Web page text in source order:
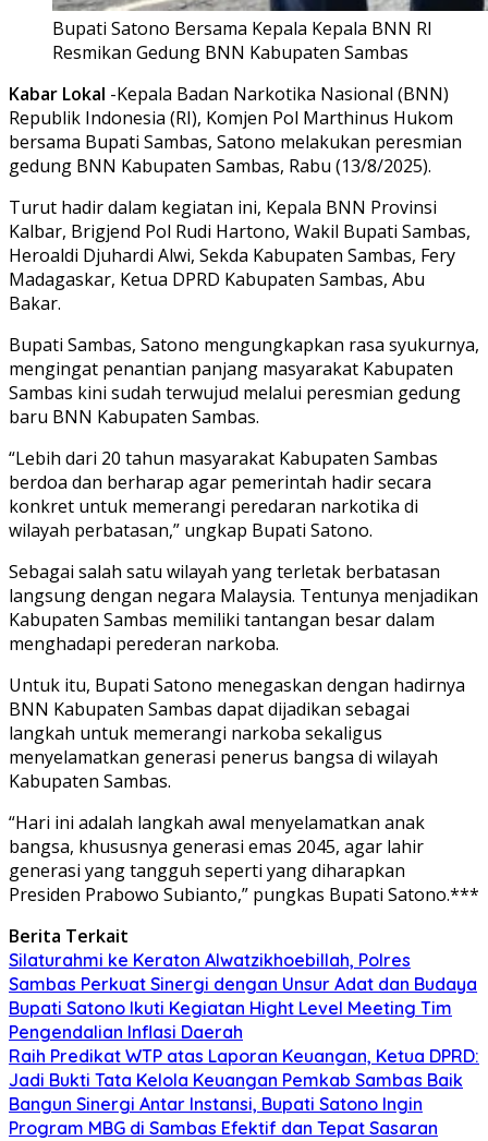
Bupati Satono Bersama Kepala Kepala BNN RI
Resmikan Gedung BNN Kabupaten Sambas
Kabar Lokal -Kepala Badan Narkotika Nasional (BNN)
Republik Indonesia (RI), Komjen Pol Marthinus Hukom
bersama Bupati Sambas, Satono melakukan peresmian
gedung BNN Kabupaten Sambas, Rabu (13/8/2025).
Turut hadir dalam kegiatan ini, Kepala BNN Provinsi
Kalbar, Brigjend Pol Rudi Hartono, Wakil Bupati Sambas,
Heroaldi Djuhardi Alwi, Sekda Kabupaten Sambas, Fery
Madagaskar, Ketua DPRD Kabupaten Sambas, Abu
Bakar.
Bupati Sambas, Satono mengungkapkan rasa syukurnya,
mengingat penantian panjang masyarakat Kabupaten
Sambas kini sudah terwujud melalui peresmian gedung
baru BNN Kabupaten Sambas.
“Lebih dari 20 tahun masyarakat Kabupaten Sambas
berdoa dan berharap agar pemerintah hadir secara
konkret untuk memerangi peredaran narkotika di
wilayah perbatasan,” ungkap Bupati Satono.
Sebagai salah satu wilayah yang terletak berbatasan
langsung dengan negara Malaysia. Tentunya menjadikan
Kabupaten Sambas memiliki tantangan besar dalam
menghadapi perederan narkoba.
Untuk itu, Bupati Satono menegaskan dengan hadirnya
BNN Kabupaten Sambas dapat dijadikan sebagai
langkah untuk memerangi narkoba sekaligus
menyelamatkan generasi penerus bangsa di wilayah
Kabupaten Sambas.
“Hari ini adalah langkah awal menyelamatkan anak
bangsa, khususnya generasi emas 2045, agar lahir
generasi yang tangguh seperti yang diharapkan
Presiden Prabowo Subianto,” pungkas Bupati Satono.***
Berita Terkait
Silaturahmi ke Keraton Alwatzikhoebillah, Polres
Sambas Perkuat Sinergi dengan Unsur Adat dan Budaya
Bupati Satono Ikuti Kegiatan Hight Level Meeting Tim
Pengendalian Inflasi Daerah
Raih Predikat WTP atas Laporan Keuangan, Ketua DPRD:
Jadi Bukti Tata Kelola Keuangan Pemkab Sambas Baik
Bangun Sinergi Antar Instansi, Bupati Satono Ingin
Program MBG di Sambas Efektif dan Tepat Sasaran